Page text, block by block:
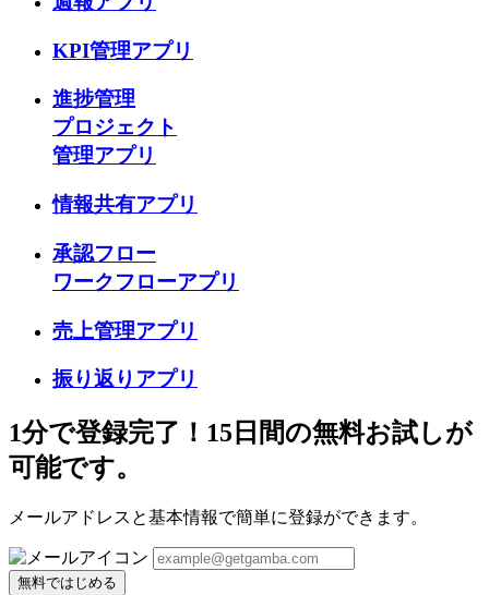
KPI管理アプリ
進捗管理
プロジェクト
管理アプリ
情報共有アプリ
承認フロー
ワークフローアプリ
売上管理アプリ
振り返りアプリ
1分で登録完了！15日間の無料お試しが
可能です。
メールアドレスと基本情報で簡単に登録ができます。
無料ではじめる